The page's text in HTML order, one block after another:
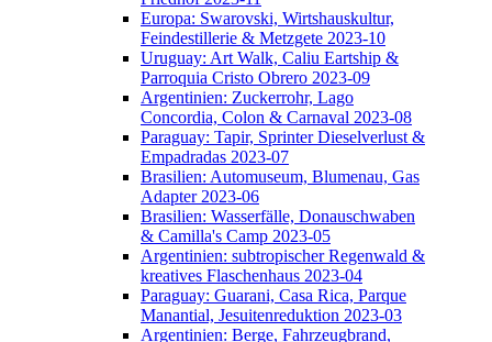
Europa: Swarovski, Wirtshauskultur,
Feindestillerie & Metzgete 2023-10
Uruguay: Art Walk, Caliu Eartship &
Parroquia Cristo Obrero 2023-09
Argentinien: Zuckerrohr, Lago
Concordia, Colon & Carnaval 2023-08
Paraguay: Tapir, Sprinter Dieselverlust &
Empadradas 2023-07
Brasilien: Automuseum, Blumenau, Gas
Adapter 2023-06
Brasilien: Wasserfälle, Donauschwaben
& Camilla's Camp 2023-05
Argentinien: subtropischer Regenwald &
kreatives Flaschenhaus 2023-04
Paraguay: Guarani, Casa Rica, Parque
Manantial, Jesuitenreduktion 2023-03
Argentinien: Berge, Fahrzeugbrand,